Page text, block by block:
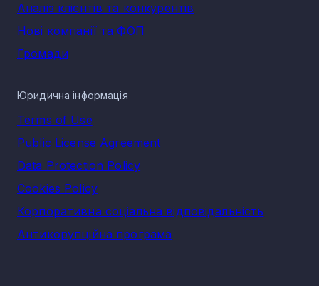
Аналіз клієнтів та конкурентів
Нові компанії та ФОП
Громади
Юридична інформація
Terms of Use
Public License Agreement
Data Protection Policy
Cookies Policy
Корпоративна соціальна відповідальність
Антикорупційна програма